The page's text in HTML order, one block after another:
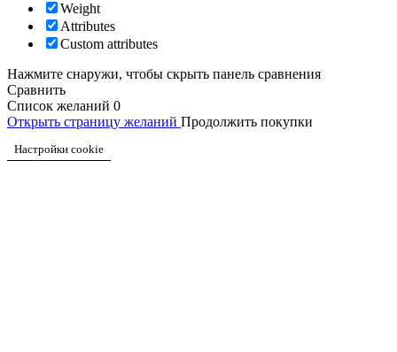
Weight
Attributes
Custom attributes
Нажмите снаружи, чтобы скрыть панель сравнения
Сравнить
Список желаний 0
Открыть страницу желаний Продолжить покупки
Настройки cookie